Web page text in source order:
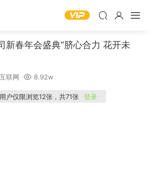
新春年会盛典“脐心合力 花开未
联网 8.92w
户仅限浏览12张，共71张 登录